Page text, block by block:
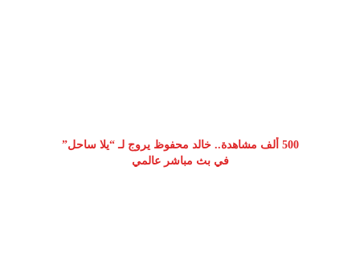
500 ألف مشاهدة.. خالد محفوظ يروج لـ “يلا ساحل”
في بث مباشر عالمي